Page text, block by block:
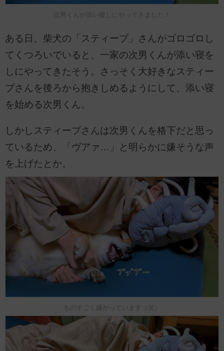
次男くんが添い寝しにやってきました！
ある日、柴犬の「スティーブ」さんがゴロゴロし
てくつろいでいると、一家の次男くんが添い寝を
しにやってきたそう。さっそく大好きなスティー
ブさんを後ろから抱きしめるようにして、添い寝
を始める次男くん。
しかしスティーブさんは次男くんを格下だと思っ
ているため、「ヴアァ…」と明らかに嫌そうな声
を上げたとか。
ものすごく嫌がっています（笑）